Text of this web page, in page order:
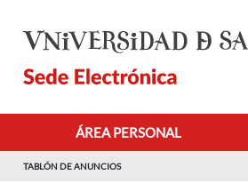
ÁREA PERSONAL
TABLÓN DE ANUNCIOS